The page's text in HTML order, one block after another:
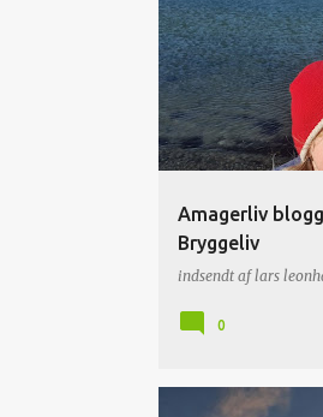
Amagerliv
Bryggeliv
indsendt aflars
0